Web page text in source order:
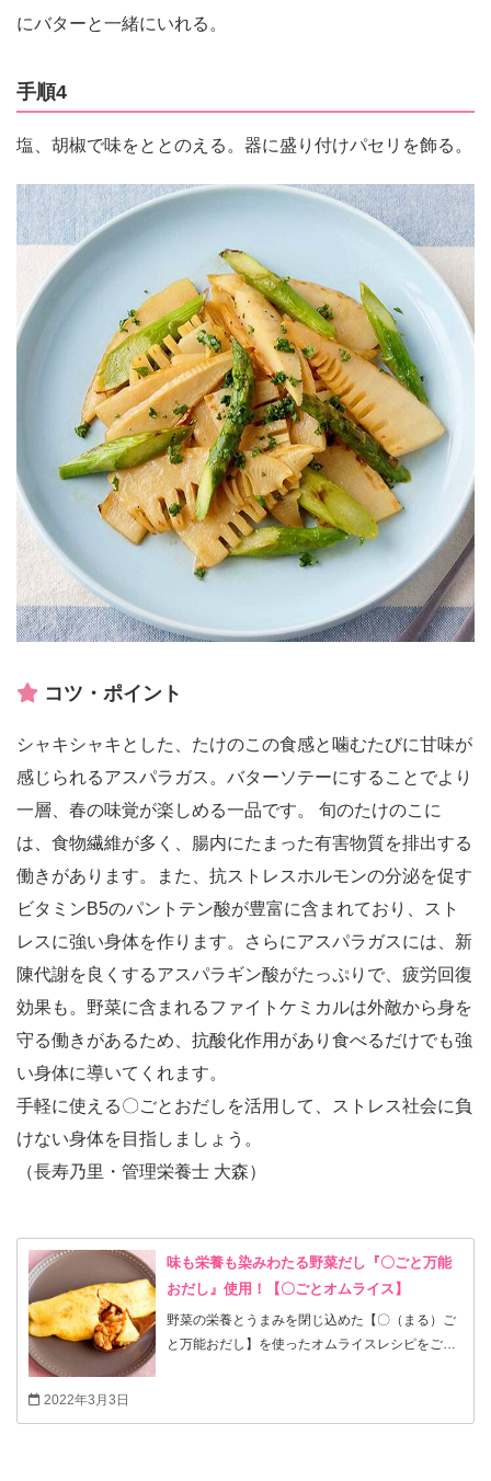
にバターと一緒にいれる。
手順4
塩、胡椒で味をととのえる。器に盛り付けパセリを飾る。
コツ・ポイント
シャキシャキとした、たけのこの食感と噛むたびに甘味が
感じられるアスパラガス。バターソテーにすることでより
一層、春の味覚が楽しめる一品です。 旬のたけのこに
は、食物繊維が多く、腸内にたまった有害物質を排出する
働きがあります。また、抗ストレスホルモンの分泌を促す
ビタミンB5のパントテン酸が豊富に含まれており、スト
レスに強い身体を作ります。さらにアスパラガスには、新
陳代謝を良くするアスパラギン酸がたっぷりで、疲労回復
効果も。野菜に含まれるファイトケミカルは外敵から身を
守る働きがあるため、抗酸化作用があり食べるだけでも強
い身体に導いてくれます。
手軽に使える〇ごとおだしを活用して、ストレス社会に負
けない身体を目指しましょう。
（長寿乃里・管理栄養士 大森）
味も栄養も染みわたる野菜だし『〇ごと万能
おだし』使用！【〇ごとオムライス】
野菜の栄養とうまみを閉じ込めた【〇（まる）ご
と万能おだし】を使ったオムライスレシピをご紹
2022年3月3日